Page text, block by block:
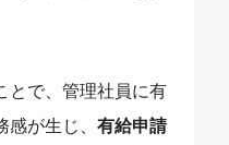
とで、管理社員に有
感が生じ、有給申請